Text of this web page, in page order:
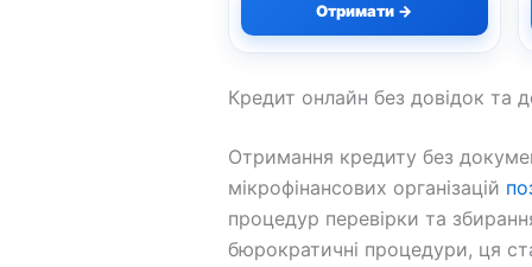
Отримати →
Кредит онлайн без довідок та
Отримання кредиту без
мікрофінансових організацій
процедур перевірки та
бюрократичні процедури, ця